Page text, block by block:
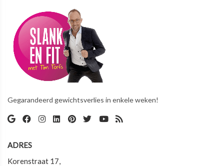
Gegarandeerd gewichtsverlies in enkele weken!
ADRES
Korenstraat 17,